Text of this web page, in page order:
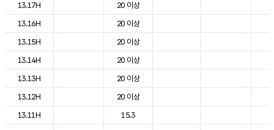
13.17H
20 이상
13.16H
20 이상
13.15H
20 이상
13.14H
20 이상
13.13H
20 이상
13.12H
20 이상
13.11H
15.3